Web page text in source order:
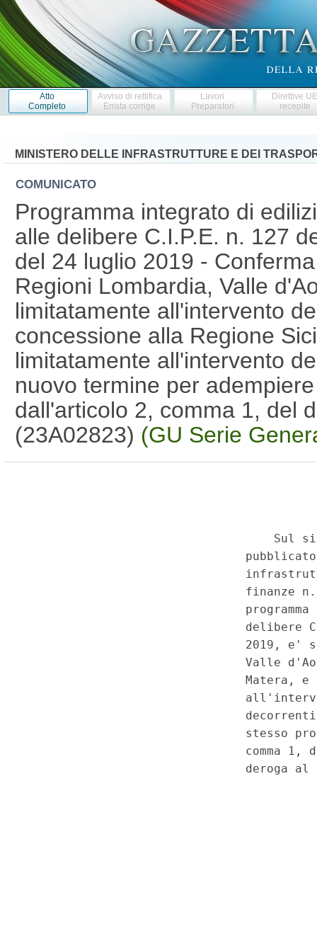
Atto
Completo
Avviso di rettifica
Errata corrige
Lavori
Preparatori
Direttive
recepite
MINISTERO DELLE INFRASTRUTTURE E DEI
COMUNICATO
Programma integrato di
alle delibere C.I.P.E. n. 127
del 24 luglio 2019 -
Regioni Lombardia, Valle
limitatamente all'intervento
concessione alla Regione
limitatamente all'intervento
nuovo termine per
dall'articolo 2, comma 1, del
(23A02823) (GU Serie